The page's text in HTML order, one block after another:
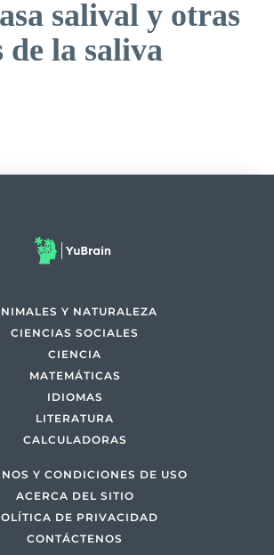
salival y otras
de la saliva
Y NATURALEZA
CIENCIAS SOCIALES
CIENCIA
MATEMÁTICAS
IDIOMAS
LITERATURA
CALCULADORAS
Y CONDICIONES DE USO
ACERCA DEL SITIO
DE PRIVACIDAD
CONTÁCTENOS